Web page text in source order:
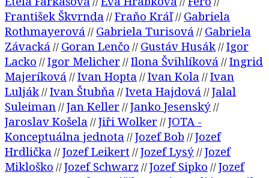
František Škvrnda //Fraňo Kráľ// Gabriela
Rothmayerová // Gabriela Turisová // Gabriela
Závacká // Goran Lenčo // Gustáv Husák//Igor
Lacko //Igor Melicher//Ilona Švihlíková //Ingrid
Majeríková //Ivan Hopta //Ivan Kola //Ivan
Lulják//Ivan Štubňa //Iveta Hajdová //Jalal
Suleiman //Jan Keller//Janko Jesenský//
Jaroslav Košela //Jiři Wolker//JOTA -
Konceptuálna jednota //Jozef Bob //Jozef
Hrdlička //Jozef Leikert //Jozef Lysý//Jozef
Mikloško //Jozef Schwarz //Jozef Sipko //Jozef